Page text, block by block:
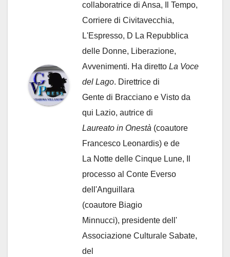
collaboratrice di Ansa, Il Tempo,
Corriere di Civitavecchia,
L'Espresso, D La Repubblica
delle Donne, Liberazione,
Avvenimenti. Ha diretto La Voce
del Lago. Direttrice di
Gente di Bracciano e Visto da
qui Lazio, autrice di
Laureato in Onestà (coautore
Francesco Leonardis) e de
La Notte delle Cinque Lune, Il
processo al Conte Everso
dell'Anguillara
(coautore Biagio
Minnucci), presidente dell'
Associazione Culturale Sabate,
del